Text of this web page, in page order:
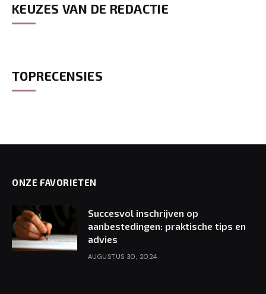
KEUZES VAN DE REDACTIE
TOPRECENSIES
ONZE FAVORIETEN
Succesvol inschrijven op
aanbestedingen: praktische tips en
advies
AUGUSTUS 30, 2024